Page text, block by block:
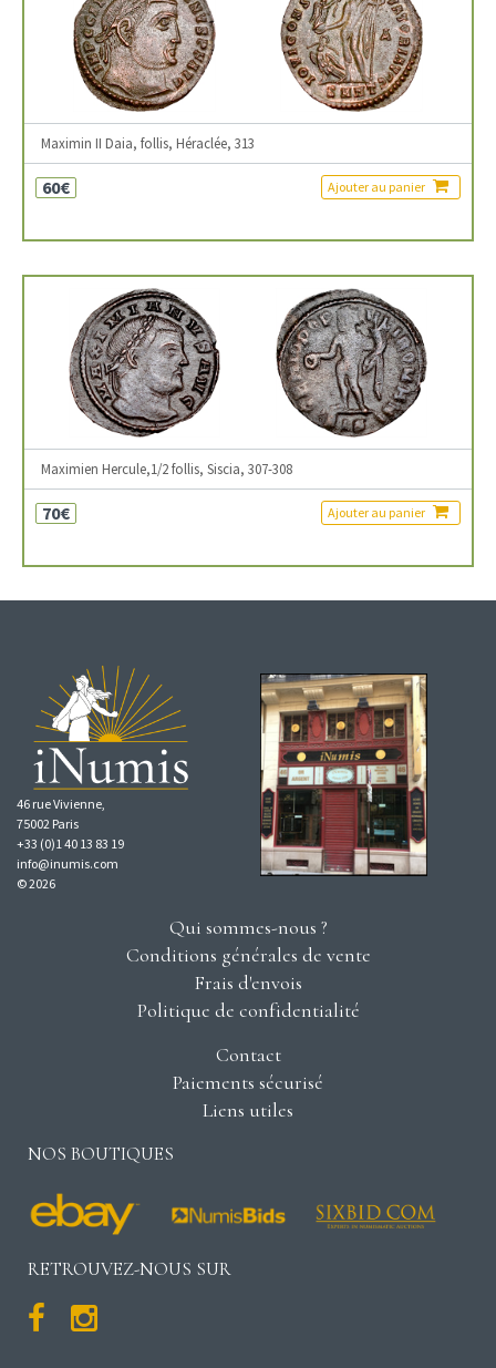
Maximin II Daia, follis, Héraclée, 313
60€ Ajouter au panier
Maximien Hercule,1/2 follis, Siscia, 307-308
70€ Ajouter au panier
46 rue Vivienne,
75002 Paris
+33 (0)1 40 13 83 19
info@inumis.com
© 2026
Qui sommes-nous ?
Conditions générales de vente
Frais d'envois
Politique de confidentialité
Contact
Paiements sécurisé
Liens utiles
NOS BOUTIQUES
RETROUVEZ-NOUS SUR